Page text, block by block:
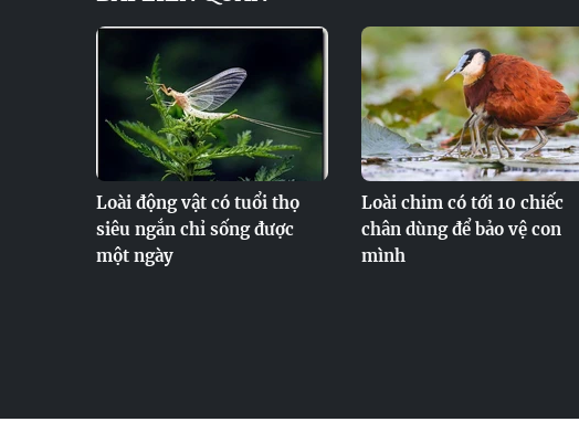
Loài động vật có tuổi thọ
siêu ngắn chỉ sống được
một ngày
Loài chim có tới 10 chiếc
chân dùng để bảo vệ con
mình